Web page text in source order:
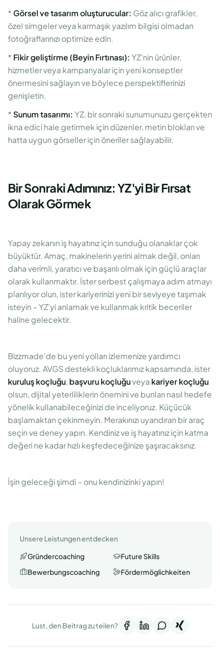
* Görsel ve tasarım oluşturucular: Göz alıcı grafikler,
özel simgeler veya karmaşık yazılım bilgisi olmadan
fotoğraflarınızı optimize edin.
* Fikir geliştirme (Beyin Fırtınası): YZ'nin ürünler,
hizmetler veya kampanyalar için yeni konseptler
önermesini sağlayın ve böylece perspektiflerinizi
genişletin.
* Sunum tasarımı: YZ, bir sonraki sunumunuzu gerçekten
ikna edici hale getirmek için düzenler, metin blokları ve
hatta uygun görseller için öneriler sağlayabilir.
Bir Sonraki Adımınız: YZ'yi Bir Fırsat
Olarak Görmek
Yapay zekanın iş hayatınız için sunduğu olanaklar çok
büyüktür. Amaç, makinelerin yerini almak değil, onları
daha verimli, yaratıcı ve başarılı olmak için güçlü araçlar
olarak kullanmaktır. İster serbest çalışmaya adım atmayı
planlıyor olun, ister kariyerinizi yeni bir seviyeye taşımak
isteyin – YZ'yi anlamak ve kullanmak kritik beceriler
haline gelecektir.
Bizzmade'de bu yeni yolları izlemenize yardımcı
oluyoruz. AVGS destekli koçluklarımız kapsamında, ister
kuruluş koçluğu, başvuru koçluğuveya kariyer koçluğu
olsun, dijital yeterliliklerin önemini ve bunları nasıl hedefe
yönelik kullanabileceğinizi de inceliyoruz. Küçücük
başlamaktan çekinmeyin. Merakınızı uyandıran bir araç
seçin ve deney yapın. Kendiniz ve iş hayatınız için katma
değeri ne kadar hızlı keşfedeceğinize şaşıracaksınız.
İşin geleceği şimdi – onu kendinizinki yapın!
Unsere Leistungen entdecken
Gründercoaching
Future Skills
Bewerbungscoaching
Fördermöglichkeiten
Lust, den Beitrag zu teilen?